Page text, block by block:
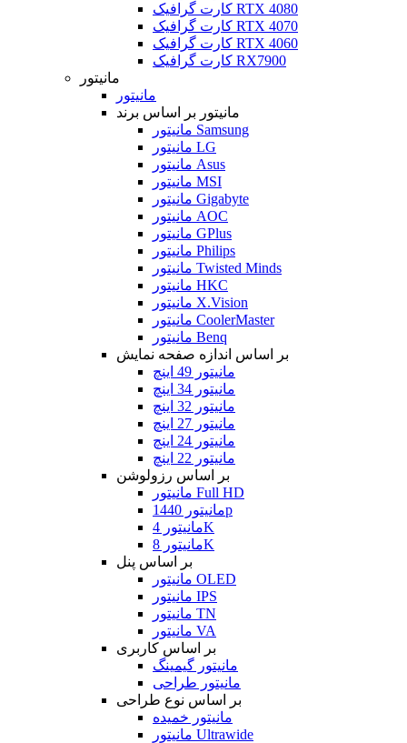
کارت گرافیک RTX 4080
کارت گرافیک RTX 4070
کارت گرافیک RTX 4060
کارت گرافیک RX7900
مانیتور
مانیتور
مانیتور بر اساس برند
مانیتور Samsung
مانیتور LG
مانیتور Asus
مانیتور MSI
مانیتور Gigabyte
مانیتور AOC
مانیتور GPlus
مانیتور Philips
مانیتور Twisted Minds
مانیتور HKC
مانیتور X.Vision
مانیتور CoolerMaster
مانیتور Benq
بر اساس اندازه صفحه نمایش
مانیتور 49 اینچ
مانیتور 34 اینچ
مانیتور 32 اینچ
مانیتور 27 اینچ
مانیتور 24 اینچ
مانیتور 22 اینچ
بر اساس رزولوشن
مانیتور Full HD
مانیتور 1440p
مانیتور 4K
مانیتور 8K
بر اساس پنل
مانیتور OLED
مانیتور IPS
مانیتور TN
مانیتور VA
بر اساس کاربری
مانیتور گیمینگ
مانیتور طراحی
بر اساس نوع طراحی
مانیتور خمیده
مانیتور Ultrawide